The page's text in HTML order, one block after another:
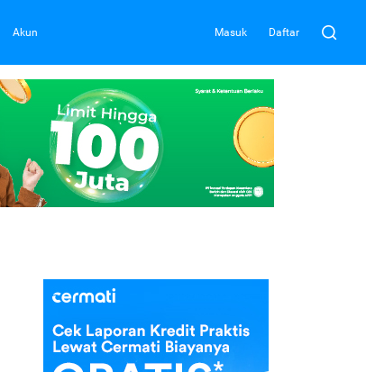
Akun Masuk Daftar